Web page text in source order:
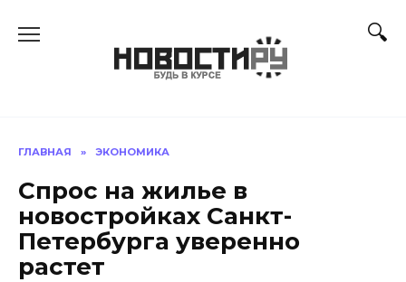
ГЛАВНАЯ » ЭКОНОМИКА
Спрос на жилье в
новостройках Санкт-
Петербурга уверенно
растет